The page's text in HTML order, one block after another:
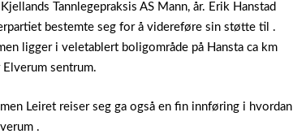
Tannlegepraksis AS Mann, år. Erik Hanstad
bestemte seg for å videreføre sin støtte til .
ligger i veletablert boligområde på Hansta ca km
sentrum.
Leiret reiser seg ga også en fin innføring i hvordan
.